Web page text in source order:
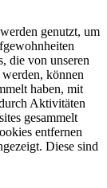
genutzt, um
die von unseren
können
haben, mit
Aktivitäten
gesammelt
entfernen
Diese sind